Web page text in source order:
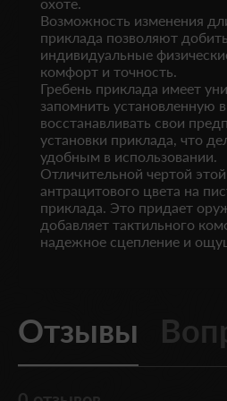
Возможность изменения
приклада позволяют
индивидуальные
комфорт и точность.
Гребень приклада имеет
запомнить установленную
восстанавливать свои
установки приклада, что
удобным в использовании.
Отличительной чертой
антрацитового цвета на
приклада. Это придает
добавляет тактильного
надежное сцепление и
Отзывы